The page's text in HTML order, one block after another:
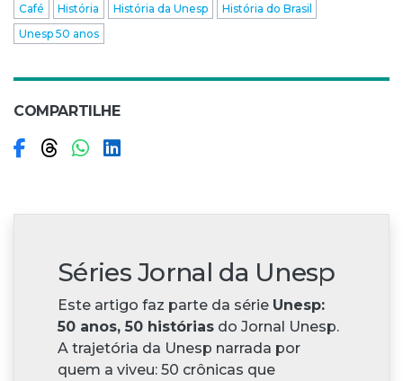
Café História História da Unesp
História do Brasil
Unesp 50 anos
COMPARTILHE
Compartilhar no Facebook
Compartilhar no Threads
Compartilhar no WhatsApp
Compartilhar no LinkedIn
Séries Jornal da Unesp
Este artigo faz parte da série Unesp:
50 anos, 50 histórias do Jornal Unesp.
A trajetória da Unesp narrada por
quem a viveu: 50 crônicas que